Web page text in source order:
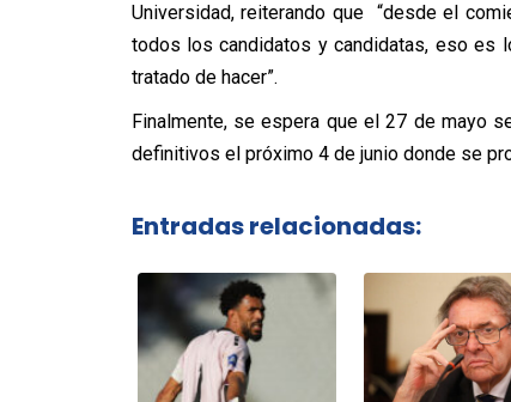
Universidad, reiterando que “desde el
todos los candidatos y candidatas, eso es
tratado de hacer”.
Finalmente, se espera que el 27 de mayo
definitivos el próximo 4 de junio donde se
Entradas relacionadas: